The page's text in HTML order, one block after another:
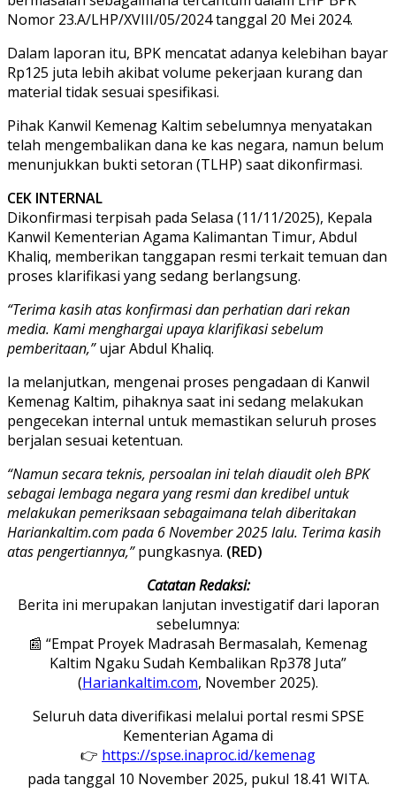
Nomor 23.A/LHP/XVIII/05/2024 tanggal 20 Mei 2024.
Dalam laporan itu, BPK mencatat adanya kelebihan bayar
Rp125 juta lebih akibat volume pekerjaan kurang dan
material tidak sesuai spesifikasi.
Pihak Kanwil Kemenag Kaltim sebelumnya menyatakan
telah mengembalikan dana ke kas negara, namun belum
menunjukkan bukti setoran (TLHP) saat dikonfirmasi.
CEK INTERNAL
Dikonfirmasi terpisah pada Selasa (11/11/2025), Kepala
Kanwil Kementerian Agama Kalimantan Timur, Abdul
Khaliq, memberikan tanggapan resmi terkait temuan dan
proses klarifikasi yang sedang berlangsung.
​“Terima kasih atas konfirmasi dan perhatian dari rekan
media. Kami menghargai upaya klarifikasi sebelum
pemberitaan,”ujar Abdul Khaliq.
Ia melanjutkan, mengenai proses pengadaan di Kanwil
Kemenag Kaltim, pihaknya saat ini sedang melakukan
pengecekan internal untuk memastikan seluruh proses
berjalan sesuai ketentuan.
“Namun secara teknis, persoalan ini telah diaudit oleh BPK
sebagai lembaga negara yang resmi dan kredibel untuk
melakukan pemeriksaan sebagaimana telah diberitakan
Hariankaltim.com pada 6 November 2025 lalu. Terima kasih
atas pengertiannya,”pungkasnya. (RED)
Catatan Redaksi:
Berita ini merupakan lanjutan investigatif dari laporan
sebelumnya:
📰 “Empat Proyek Madrasah Bermasalah, Kemenag
Kaltim Ngaku Sudah Kembalikan Rp378 Juta”
(Hariankaltim.com, November 2025).
Seluruh data diverifikasi melalui portal resmi SPSE
Kementerian Agama di
👉 https://spse.inaproc.id/kemenag
pada tanggal 10 November 2025, pukul 18.41 WITA.